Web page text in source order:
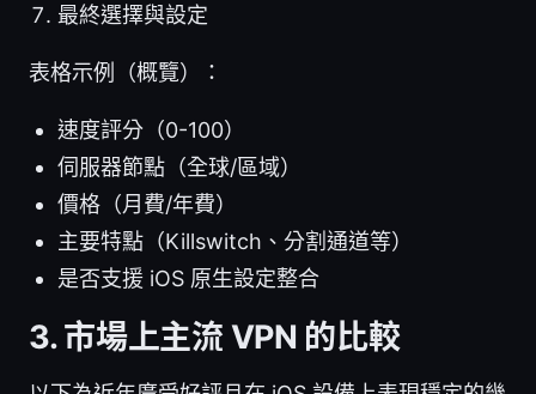
最終選擇與設定
表格示例（概覽）：
速度評分（0-100）
伺服器節點（全球/區域）
價格（月費/年費）
主要特點（Killswitch、分割通道等）
是否支援 iOS 原生設定整合
3. 市場上主流 VPN 的比較